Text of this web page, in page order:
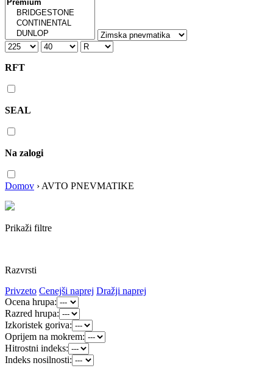
RFT
SEAL
Na zalogi
Domov › AVTO PNEVMATIKE
Prikaži filtre
Razvrsti
Privzeto Cenejši naprej Dražji naprej
Ocena hrupa:
Razred hrupa:
Izkoristek goriva:
Oprijem na mokrem:
Hitrostni indeks:
Indeks nosilnosti: